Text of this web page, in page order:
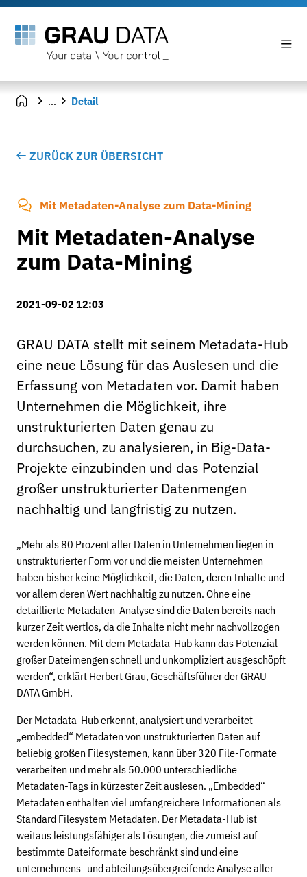
... Detail
ZURÜCK ZUR ÜBERSICHT
Mit Metadaten-Analyse zum Data-Mining
Mit Metadaten-Analyse
zum Data-Mining
2021-09-02 12:03
GRAU DATA stellt mit seinem Metadata-Hub
eine neue Lösung für das Auslesen und die
Erfassung von Metadaten vor. Damit haben
Unternehmen die Möglichkeit, ihre
unstrukturierten Daten genau zu
durchsuchen, zu analysieren, in Big-Data-
Projekte einzubinden und das Potenzial
großer unstrukturierter Datenmengen
nachhaltig und langfristig zu nutzen.
„Mehr als 80 Prozent aller Daten in Unternehmen liegen in
unstrukturierter Form vor und die meisten Unternehmen
haben bisher keine Möglichkeit, die Daten, deren Inhalte und
vor allem deren Wert nachhaltig zu nutzen. Ohne eine
detaillierte Metadaten-Analyse sind die Daten bereits nach
kurzer Zeit wertlos, da die Inhalte nicht mehr nachvollzogen
werden können. Mit dem Metadata-Hub kann das Potenzial
großer Dateimengen schnell und unkompliziert ausgeschöpft
werden“, erklärt Herbert Grau, Geschäftsführer der GRAU
DATA GmbH.
Der Metadata-Hub erkennt, analysiert und verarbeitet
„embedded“ Metadaten von unstrukturierten Daten auf
beliebig großen Filesystemen, kann über 320 File-Formate
verarbeiten und mehr als 50.000 unterschiedliche
Metadaten-Tags in kürzester Zeit auslesen. „Embedded“
Metadaten enthalten viel umfangreichere Informationen als
Standard Filesystem Metadaten. Der Metadata-Hub ist
weitaus leistungsfähiger als Lösungen, die zumeist auf
bestimmte Dateiformate beschränkt sind und eine
unternehmens- und abteilungsübergreifende Analyse aller